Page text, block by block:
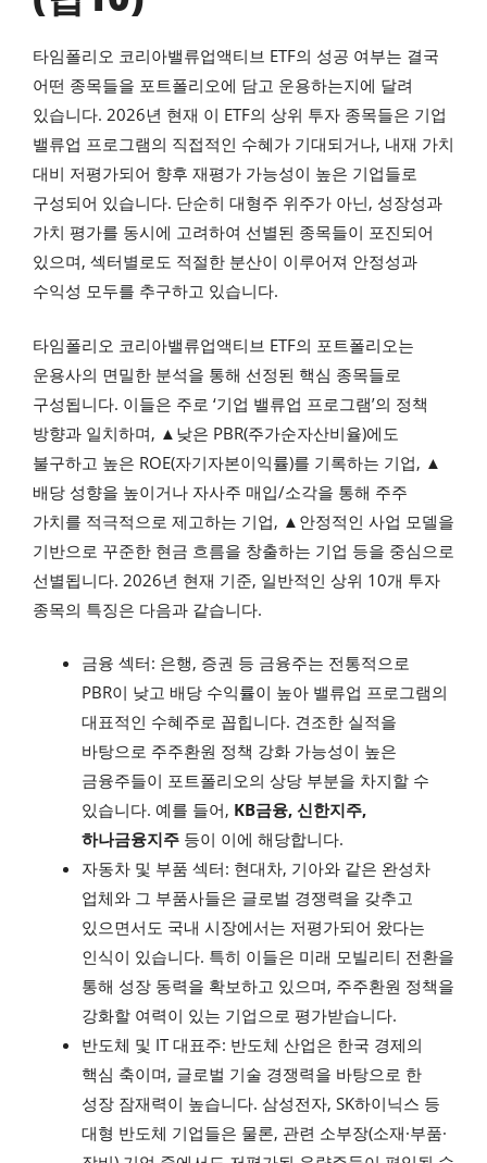
타임폴리오 코리아밸류업액티브 ETF의 성공 여부는 결국
어떤 종목들을 포트폴리오에 담고 운용하는지에 달려
있습니다. 2026년 현재 이 ETF의 상위 투자 종목들은 기업
밸류업 프로그램의 직접적인 수혜가 기대되거나, 내재 가치
대비 저평가되어 향후 재평가 가능성이 높은 기업들로
구성되어 있습니다. 단순히 대형주 위주가 아닌, 성장성과
가치 평가를 동시에 고려하여 선별된 종목들이 포진되어
있으며, 섹터별로도 적절한 분산이 이루어져 안정성과
수익성 모두를 추구하고 있습니다.
타임폴리오 코리아밸류업액티브 ETF의 포트폴리오는
운용사의 면밀한 분석을 통해 선정된 핵심 종목들로
구성됩니다. 이들은 주로 ‘기업 밸류업 프로그램’의 정책
방향과 일치하며, ▲낮은 PBR(주가순자산비율)에도
불구하고 높은 ROE(자기자본이익률)를 기록하는 기업, ▲
배당 성향을 높이거나 자사주 매입/소각을 통해 주주
가치를 적극적으로 제고하는 기업, ▲안정적인 사업 모델을
기반으로 꾸준한 현금 흐름을 창출하는 기업 등을 중심으로
선별됩니다. 2026년 현재 기준, 일반적인 상위 10개 투자
종목의 특징은 다음과 같습니다.
금융 섹터: 은행, 증권 등 금융주는 전통적으로
PBR이 낮고 배당 수익률이 높아 밸류업 프로그램의
대표적인 수혜주로 꼽힙니다. 견조한 실적을
바탕으로 주주환원 정책 강화 가능성이 높은
금융주들이 포트폴리오의 상당 부분을 차지할 수
있습니다. 예를 들어, KB금융, 신한지주,
하나금융지주 등이 이에 해당합니다.
자동차 및 부품 섹터: 현대차, 기아와 같은 완성차
업체와 그 부품사들은 글로벌 경쟁력을 갖추고
있으면서도 국내 시장에서는 저평가되어 왔다는
인식이 있습니다. 특히 이들은 미래 모빌리티 전환을
통해 성장 동력을 확보하고 있으며, 주주환원 정책을
강화할 여력이 있는 기업으로 평가받습니다.
반도체 및 IT 대표주: 반도체 산업은 한국 경제의
핵심 축이며, 글로벌 기술 경쟁력을 바탕으로 한
성장 잠재력이 높습니다. 삼성전자, SK하이닉스 등
대형 반도체 기업들은 물론, 관련 소부장(소재·부품·